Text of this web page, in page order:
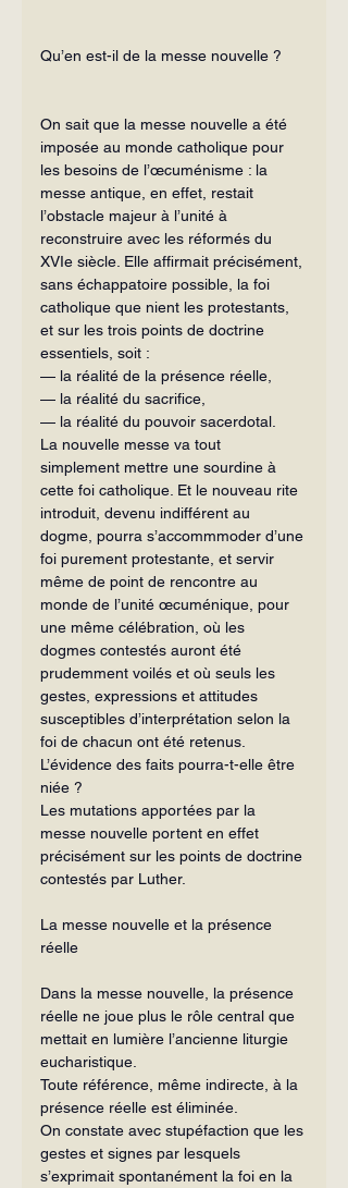
Qu’en est-il de la messe nouvelle ?
On sait que la messe nouvelle a été
imposée au monde catholique pour
les besoins de l’œcuménisme : la
messe antique, en effet, restait
l’obstacle majeur à l’unité à
reconstruire avec les réformés du
XVIe siècle. Elle affirmait précisément,
sans échappatoire possible, la foi
catholique que nient les protestants,
et sur les trois points de doctrine
essentiels, soit :
— la réalité de la présence réelle,
— la réalité du sacrifice,
— la réalité du pouvoir sacerdotal.
La nouvelle messe va tout
simplement mettre une sourdine à
cette foi catholique. Et le nouveau rite
introduit, devenu indifférent au
dogme, pourra s’accommmoder d’une
foi purement protestante, et servir
même de point de rencontre au
monde de l’unité œcuménique, pour
une même célébration, où les
dogmes contestés auront été
prudemment voilés et où seuls les
gestes, expressions et attitudes
susceptibles d’interprétation selon la
foi de chacun ont été retenus.
L’évidence des faits pourra-t-elle être
niée ?
Les mutations apportées par la
messe nouvelle portent en effet
précisément sur les points de doctrine
contestés par Luther.
La messe nouvelle et la présence
réelle
Dans la messe nouvelle, la présence
réelle ne joue plus le rôle central que
mettait en lumière l’ancienne liturgie
eucharistique.
Toute référence, même indirecte, à la
présence réelle est éliminée.
On constate avec stupéfaction que les
gestes et signes par lesquels
s’exprimait spontanément la foi en la